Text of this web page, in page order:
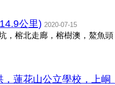
公里) 2020-07-15
，榕北走廊，榕樹澳，鰲魚
蓮花山公立學校，上